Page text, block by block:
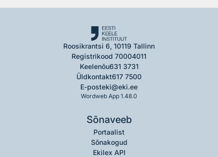
Roosikrantsi 6, 10119 Tallinn
Registrikood 70004011
Keelenõu631 3731
Üldkontakt617 7500
E-posteki@eki.ee
Wordweb App 1.48.0
Sõnaveeb
Portaalist
Sõnakogud
Ekilex API